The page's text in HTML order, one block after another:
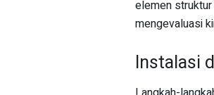
elemen
mengevaluasi
Instalasi